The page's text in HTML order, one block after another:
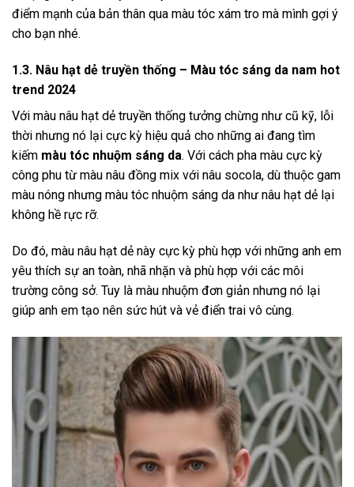
điểm mạnh của bản thân qua màu tóc xám tro mà mình gợi ý
cho bạn nhé.
1.3. Nâu hạt dẻ truyền thống – Màu tóc sáng da nam hot
trend 2024
Với màu nâu hạt dẻ truyền thống tưởng chừng như cũ kỹ, lỗi
thời nhưng nó lại cực kỳ hiệu quả cho những ai đang tìm
kiếm màu tóc nhuộm sáng da. Với cách pha màu cực kỳ
công phu từ màu nâu đồng mix với nâu socola, dù thuộc gam
màu nóng nhưng màu tóc nhuộm sáng da như nâu hạt dẻ lại
không hề rực rỡ.
Do đó, màu nâu hạt dẻ này cực kỳ phù hợp với những anh em
yêu thích sự an toàn, nhã nhặn và phù hợp với các môi
trường công sở. Tuy là màu nhuộm đơn giản nhưng nó lại
giúp anh em tạo nên sức hút và vẻ điển trai vô cùng.